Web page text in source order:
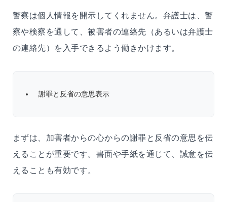
警察は個人情報を開示してくれません。弁護士は、警
察や検察を通して、被害者の連絡先（あるいは弁護士
の連絡先）を入手できるよう働きかけます。
謝罪と反省の意思表示
まずは、加害者からの心からの謝罪と反省の意思を伝
えることが重要です。書面や手紙を通じて、誠意を伝
えることも有効です。